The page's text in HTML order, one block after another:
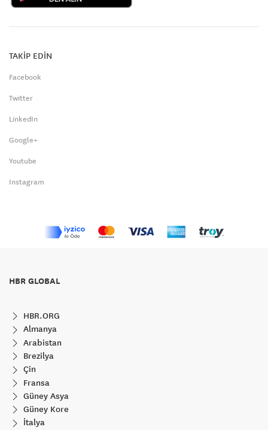
TAKİP EDİN
Facebook
Twitter
LinkedIn
Google+
Youtube
Instagram
HBR GLOBAL
HBR.ORG
Almanya
Arabistan
Brezilya
Çin
Fransa
Güney Asya
Güney Kore
İtalya